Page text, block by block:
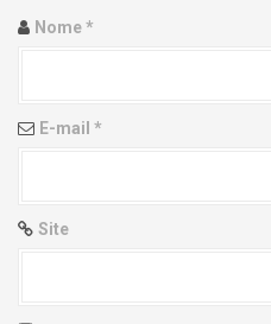
i
n
Nome*
E-mail *
Site